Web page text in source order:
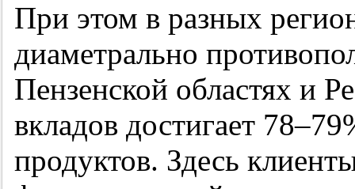
При этом в разных
диаметрально
Пензенской областях и
вкладов достигает
продуктов. Здесь